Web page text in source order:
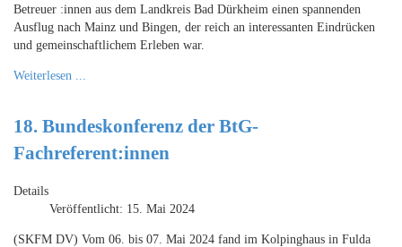
Betreuer :innen aus dem Landkreis Bad Dürkheim einen spannenden
Ausflug nach Mainz und Bingen, der reich an interessanten Eindrücken
und gemeinschaftlichem Erleben war.
Weiterlesen ...
18. Bundeskonferenz der BtG-
Fachreferent:innen
Details
Veröffentlicht: 15. Mai 2024
(SKFM DV) Vom 06. bis 07. Mai 2024 fand im Kolpinghaus in Fulda